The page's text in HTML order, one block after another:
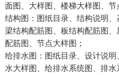
面图、大样图、楼梯大样图、节
结构图：图纸目录、结构说明、
梁结构配筋图、板结构配筋图
配筋图、节点大样图；
给排水图：图纸目录、设计说
水大样图、给排水系统图、排水